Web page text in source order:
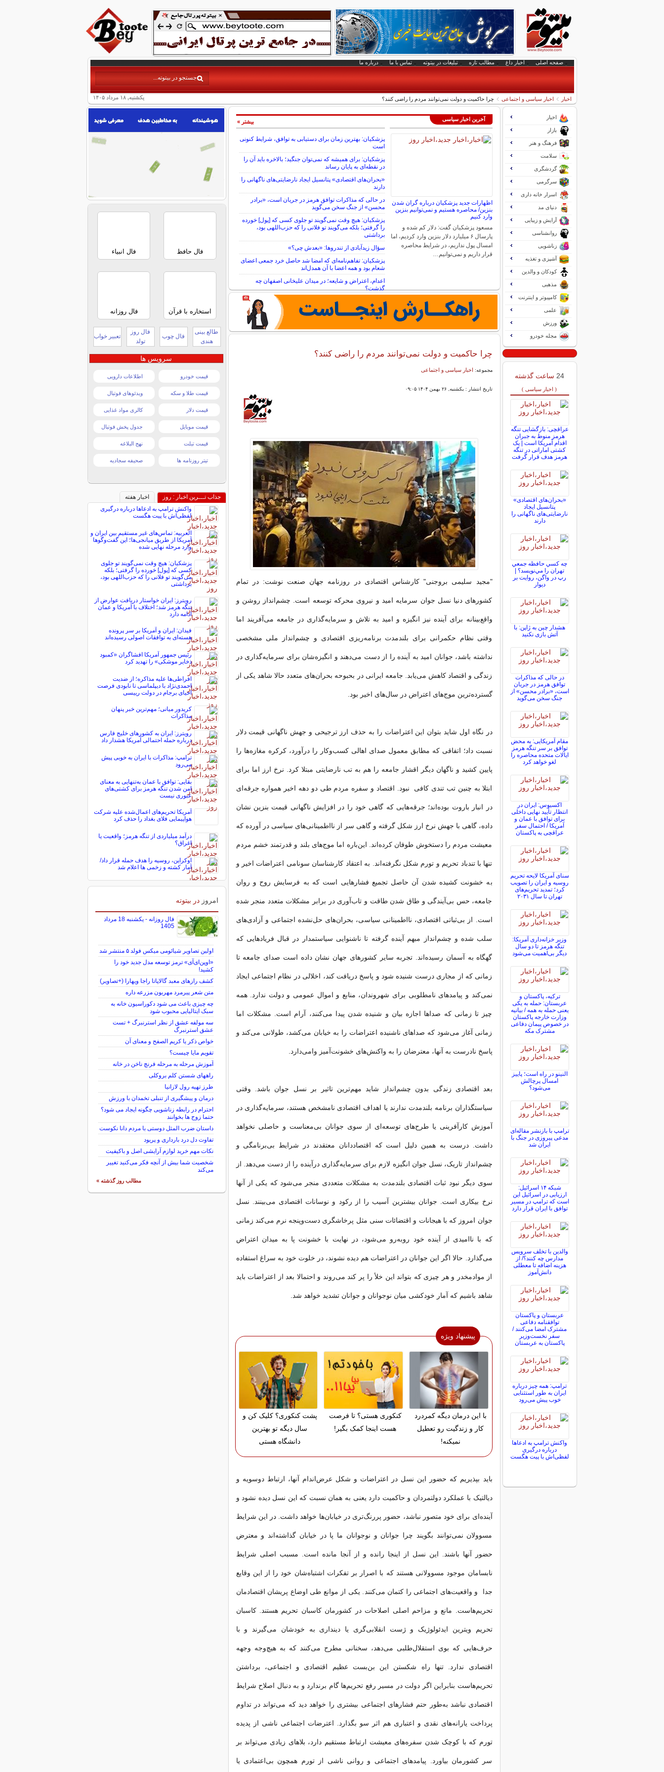
صفحه اصلی اخبار داغ مطالب تازه تبلیغات در بیتوته تماس با ما درباره ما
یکشنبه, ۱۸ مرداد ۱۴۰۵ اخبار اخبار سیاسی و اجتماعی چرا حاکمیت و دولت نمی‌توانند مردم را راضی کنند؟
آخرین اخبار سیاسی
اظهارات جدید پزشکیان درباره گران شدن
بنزین/ محاصره هستیم و نمی‌توانیم بنزین
وارد کنیم
مسعود پزشکیان گفت: دلار کم شده و
پارسال ۶ میلیارد دلار بنزین وارد کردیم، اما
امسال پول نداریم، در شرایط محاصره
قرار داریم و نمی‌توانیم…
پزشکیان: بهترین زمان برای دستیابی به توافق، شرایط کنونی
است
پزشکیان: برای همیشه که نمی‌توان جنگید؛ بالاخره باید آن را
در نقطه‌ای به پایان رساند
«بحران‌های اقتصادی» پتانسیل ایجاد نارضایتی‌های ناگهانی را
دارند
در حالی که مذاکرات توافق هرمز در جریان است، «برادر
محسن» از جنگ سخن می‌گوید
پزشکیان: هیچ وقت نمی‌گویند تو جلوی کسی که [پول] خورده
را گرفتی؛ بلکه می‌گویند تو فلانی را که حزب‌اللهی بود،
برداشتی
سؤال زیدآبادی از تندروها: «بعدش چی؟»
پزشکیان: تفاهم‌نامه‌ای که امضا شد حاصل خرد جمعی اعضای
شعام بود و همه اعضا با آن همدل‌اند
اعدام، اعتراض و شایعه؛ در میدان علیخانی اصفهان چه
گذشت؟
بیشتر »
چرا حاکمیت و دولت نمی‌توانند مردم را راضی کنند؟
مجموعه: اخبار سیاسی و اجتماعی
تاریخ انتشار : یکشنبه, ۲۶ بهمن ۱۴۰۴ ۰۹:۰۵
"مجید سلیمی بروجنی" کارشناس اقتصادی در روزنامه جهان صنعت نوشت: در تمام
کشورهای دنیا نسل جوان سرمایه امید و نیروی محرکه توسعه است. چشم‌انداز روشن و
واقع‌بینانه برای آینده نیز انگیزه و امید به تلاش و سرمایه‌گذاری در جامعه می‌آفریند اما
وقتی نظام حکمرانی برای بلندمدت برنامه‌ریزی اقتصادی و چشم‌انداز ملی مشخصی
نداشته باشد، جوانان امید به ‌آینده را از دست می‌دهند و انگیزه‌شان برای سرمایه‌گذاری در
زندگی و اقتصاد کاهش می‌یابد. جامعه ایرانی در بحبوحه بحران‌های متعدد حالا شاهد یکی از
گسترده‌ترین موج‌های اعتراض در سال‌های اخیر بود.
در نگاه اول شاید بتوان این اعتراضات را به حذف ارز ترجیحی و جهش ناگهانی قیمت دلار
نسبت داد؛ اتفاقی که مطابق معمول صدای اهالی کسب‌وکار را درآورد، کرکره مغازه‌ها را
پایین کشید و ناگهان دیگر اقشار جامعه را هم به تب نارضایتی مبتلا کرد. نرخ ارز اما برای
ابتلا به چنین تب تندی کافی نبود. اقتصاد و سفره مردم طی دو دهه اخیر همواره جرقه‌ای
در انبار باروت بوده‌اند؛ جرقه‌هایی که گاهی خود را در افزایش ناگهانی قیمت بنزین نشان
داده، گاهی با جهش نرخ ارز شکل گرفته و گاهی سر از نااطمینانی‌های سیاسی در آورده که
معیشت مردم را دستخوش طوفان کرده‌اند. این‌باره اما موج‌های بلند و قدرتمند خشم مردم
تنها با تندباد تحریم‌ و تورم شکل نگرفته‌اند. به اعتقاد کارشناسان سونامی اعتراضات اخیر و
به خشونت کشیده شدن آن حاصل تجمیع فشارهایی است که به فرسایش روح و روان
جامعه، حس بی‌آیندگی و طاق شدن طاقت و تاب‌آوری در برابر مشکلات متعدد منجر شده
است. از بی‌ثباتی اقتصادی، نااطمینانی سیاسی، بحران‌های حل‌نشده اجتماعی و آزادی‌های
سلب شده و چشم‌انداز مبهم آینده گرفته تا ناشنوایی سیاستمدار در قبال فریادهایی که
گهگاه به‌ آسمان رسیده‌اند. تجربه سایر کشورهای جهان نشان داده است صدای جامعه تا
زمانی که از مجاری درست شنیده شود و پاسخ دریافت کند، اخلالی در نظام اجتماعی ایجاد
نمی‌کند و پیامدهای نامطلوبی برای شهروندان، منابع و اموال عمومی و دولت ندارد. همه
چیز تا زمانی که صداها اجازه بیان و شنیده شدن پیدا می‌کنند، آرام است. مشکلات اما
زمانی آغاز می‌شود که صداهای ناشنیده اعتراضات را به خیابان می‌کشد، طولانی می‌کند و
پاسخ نادرست به آنها، معترضان را به واکنش‌های خشونت‌آمیز وامی‌دارد.
بعد اقتصادی زندگی بدون چشم‌انداز شاید مهم‌ترین تاثیر بر نسل جوان باشد. وقتی
سیاستگذاران برنامه بلندمدت ندارند یا اهداف اقتصادی نامشخص‌ هستند، سرمایه‌گذاری در
آموزش کارآفرینی یا طرح‌های توسعه‌ای از سوی جوانان بی‌معناست و حاصلی نخواهد
داشت. درست به همین دلیل است که اقتصاددانان معتقدند در شرایط بی‌برنامگی و
چشم‌‌انداز تاریک، نسل جوان انگیزه لازم برای سرمایه‌گذاری در‌آینده را از دست می‌دهد. از
سوی دیگر نبود ثبات اقتصادی بلندمدت به مشکلات متعددی منجر می‌شود که یکی از آنها
نرخ بیکاری است. جوانان بیشترین آسیب را از رکود و نوسانات اقتصادی می‌بینند. نسل
جوان امروز که با هیجانات و اقتضائات سنی مثل پرخاشگری دست‌وپنجه نرم می‌کند زمانی
که با ناامیدی از آینده خود روبه‌رو می‌شود، در نهایت با خشونت پا به میدان اعتراض
می‌گذارد. حالا اگر این جوانان در اعتراضات هم دیده نشوند، در خلوت خود به سراغ استفاده
از موادمخدر و هر چیزی که بتواند این خلأ را پر کند می‌روند و احتمالا بعد از اعتراضات باید
شاهد باشیم که آمار خودکشی میان نوجوانان و جوانان تشدید خواهد شد.
پیشنهاد ویژه
با این درمان دیگه کمردرد
کار و زندگیت رو تعطیل
نمیکنه!
کنکوری هستی؟ تا فرصت
هست اینجا کمک بگیر!
پشت کنکوری؟ کلیک کن و
سال دیگه تو بهترین
دانشگاه هستی
باید بپذیریم که حضور این نسل در اعتراضات و شکل عرض‌اندام آنها، ارتباط دوسویه و
دیالتیک با عملکرد دولتمردان و حاکمیت دارد یعنی به همان نسبت که این نسل دیده نشود و
آینده‌ای برای خود متصور نباشد، حضور پررنگ‌تری در خیابان‌ها خواهد داشت. در این شرایط
مسوولان نمی‌توانند بگویند چرا جوانان و نوجوانان ما پا در خیابان گذاشته‌اند و معترض
حضور آنها باشند. این نسل از اینجا رانده و از آنجا مانده است. مسبب اصلی شرایط
نابسامان موجود مسوولانی هستند که با اصرار بر تفکرات اشتباه‌شان خود را از این وقایع
جدا و واقعیت‌های اجتماعی را کتمان می‌کنند. یکی از موانع طی اوضاع پریشان اقتصادمان
تحریم‌هاست. مانع و مزاحم اصلی اصلاحات در کشورمان کاسبان تحریم هستند. کاسبان
تحریم ویترین ایدئولوژیک و ژست انقلابی‌گری یا دینداری به خودشان می‌گیرند و با
حرف‌هایی که بوی استقلال‌طلبی می‌دهد، سخنانی مطرح می‌کنند که به هیچ‌وجه وجهه
اقتصادی ندارد. تنها راه شکستن این بن‌بست عظیم اقتصادی و اجتماعی، برداشتن
تحریم‌هاست بنابراین اگر دولت در مسیر رفع تحریم‌ها گام برندارد و به دنبال اصلاح شرایط
اقتصادی نباشد به‌طور حتم فشارهای اجتماعی بیشتری را خواهد دید که می‌تواند در تداوم
پرداخت یارانه‌های نقدی و اعتباری هم اثر سو بگذارد. اعترضات اجتماعی ناشی از پدیده
تورم که با کوچک شدن سفره‌های معیشت ارتباط مستقیم دارد، بلاهای زیادی می‌تواند بر
سر کشورمان بیاورد. پیامدهای اجتماعی و روانی ناشی از تورم همچون بی‌اعتمادی یا
اخبار
بازار
فرهنگ و هنر
سلامت
گردشگری
سرگرمی
اسرار خانه داری
دنیای مد
آرایش و زیبایی
روانشناسی
زناشویی
آشپزی و تغذیه
کودکان و والدین
مذهبی
کامپیوتر و اینترنت
علمی
ورزش
مجله خودرو
24 ساعت گذشته
( اخبار سیاسی )
عراقچی: بازگشایی تنگه
هرمز منوط به جبران
اقدام آمریکا است | یک
کشتی اماراتی در تنگه
هرمز هدف قرار گرفت
«بحران‌های اقتصادی»
پتانسیل ایجاد
نارضایتی‌های ناگهانی را
دارند
چه كسي حافظه جمعي
تهران را مي‌نويسد؟ |
رپ در واگن، روايت بر
ديوار
هشدار چین به ژاپن: با
آتش بازی نکنید
در حالی که مذاکرات
توافق هرمز در جریان
است، «برادر محسن» از
جنگ سخن می‌گوید
مقام آمریکایی: به محض
توافق بر سر تنگه هرمز
ایالات متحده محاصره را
لغو خواهد کرد
اکسیوس: ایران در
انتظار تأیید نهایی داخلی
برای توافق با عمان و
آمریکا / احتمال سفر
عراقچی به پاکستان
سنای آمریکا لایحه تحریم
روسیه و ایران را تصویب
کرد؛ تمدید تحریم‌های
تهران تا سال ۲۰۳۱
وزیر خزانه‌داری آمریکا:
تنگه هرمز تا دو سال
دیگر بی‌اهمیت می‌شود
ترکیه، پاکستان و
عربستان: حمله به یکی
یعنی حمله به همه / بیانیه
وزارت خارجه پاکستان
در خصوص پیمان دفاعی
مشترک مکه
النینو در راه است؛ پاییز
امسال پرچالش
می‌شود؟
ترامپ با بازنشر مقاله‌ای
مدعی پیروزی در جنگ با
ایران شد
شبکه ۱۴ اسرائیل:
ارزیابی در اسرائیل این
است که ترامپ در مسیر
توافق با ایران قرار دارد
والدین با تخلف سرویس
مدارس چه کنند؟/ از
هزینه اضافه تا معطلی
دانش‌آموز
عربستان و پاکستان
توافقنامه دفاعی
مشترک امضا می‌کنند /
سفر نخست‌وزیر
پاکستان به عربستان
ترامپ: همه چیز درباره
ایران به طور استثنایی
خوب پیش می‌رود
واکنش ترامپ به ادعاها
درباره درگیری
لفظی‌اش با پیت هگست
فال حافظ فال انبیاء
استخاره با قرآن فال روزانه
طالع بینی
هندی
فال چوب
فال روز
تولد
تعبیر خواب
سرویس ها
قیمت خودرو اطلاعات دارویی
قیمت طلا و سکه ویدئوهای فوتبال
قیمت دلار کالری مواد غذایی
قیمت موبایل جدول پخش فوتبال
قیمت تبلت نهج البلاغه
تیتر روزنامه ها صحیفه سجادیه
جذاب تـــرین اخبار : روز
اخبار هفته
واکنش ترامپ به ادعاها درباره درگیری
لفظی‌اش با پیت هگست
العربیه: تماس‌های غیر مستقیم بین ایران و
آمریکا از طریق میانجی‌ها؛ این گفت‌و‌گو‌ها
وارد مرحله نهایی شده
پزشکیان: هیچ وقت نمی‌گویند تو جلوی
کسی که [پول] خورده را گرفتی؛ بلکه
می‌گویند تو فلانی را که حزب‌اللهی بود،
برداشتی
رویترز: ایران خواستار دریافت عوارض از
تنگه هرمز شد؛ اختلاف با آمریکا و عمان
ادامه دارد
فیدان: ایران و آمریکا بر سر پرونده
هسته‌ای به توافقات اصولی رسیده‌اند
رئیس جمهور آمریکا افشاگران «کمبود
ذخایر موشکی» را تهدید کرد
افراطی‌ها علیه مذاکره؛ از ضدیت
احمدی‌نژاد با دیپلماسی تا نابودی فرصت
احیای برجام در دولت رییسی
کریدور میانی؛ مهم‌ترین خبر پنهان
مذاکرات
رویترز: ایران به کشورهای خلیج فارس
درباره حمله احتمالی آمریکا هشدار داد
ترامپ: مذاکرات با ایران به خوبی پیش
می‌رود
بقایی: توافق با عمان به‌تنهایی به معنای
امن شدن تنگه هرمز برای کشتی‌های
عبوری نیست
آمریکا تحریم‌های اعمال‌شده علیه شرکت
هواپیمایی فلای بغداد را حذف کرد
درآمد میلیاردی از تنگه هرمز؛ واقعیت یا
اغراق؟
اوکراین، روسیه را هدف حمله قرار داد/
آمار کشته و زخمی ها اعلام شد
امروز در بیتوته
فال روزانه - یکشنبه 18 مرداد
1405
اولین تصاویر شیائومی میکس فولد ۵ منتشر شد
«اوپن‌ای‌آی» ترمز توسعه مدل جدید خود را
کشید!
کشف رازهای معبد گالاپاتا راجا ویهارا (+تصاویر)
متن شعر پیرمرد مهربون مزرعه داره
چه چیزی باعث می شود دکوراسیون خانه به
سبک ایتالیایی محبوب شود
سه مولفه عشق از نظر استرنبرگ + تست
عشق استرنبرگ
خواص ذکر یا کریم الصفح و معنای آن
تقویم مایا چیست؟
آموزش مرحله به مرحله فرنچ ناخن در خانه
راههای شستن کلم بروکلی
طرز تهیه رول لازانیا
درمان و پیشگیری از تنبلی تخمدان با ورزش
احترام در رابطه زناشویی چگونه ایجاد می شود؟
حتما زوج ها بخوانند
داستان ضرب المثل دوستی با مردم دانا نكوست
تفاوت دل درد بارداری و پریود
نکات مهم خرید لوازم آرایشی اصل و باکیفیت
شخصیت شما بیش از آنچه فکر می‌کنید تغییر
می‌کند
مطالب روز گذشته »